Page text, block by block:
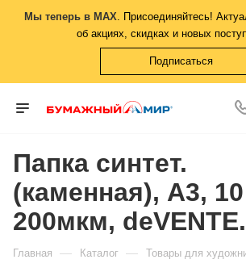
Мы теперь в MAX. Присоединяйтесь!
об акциях, скидках и новых
Подписаться
Папка синтет.
(каменная), А3,
200мкм,
Главная — Каталог — Товары для